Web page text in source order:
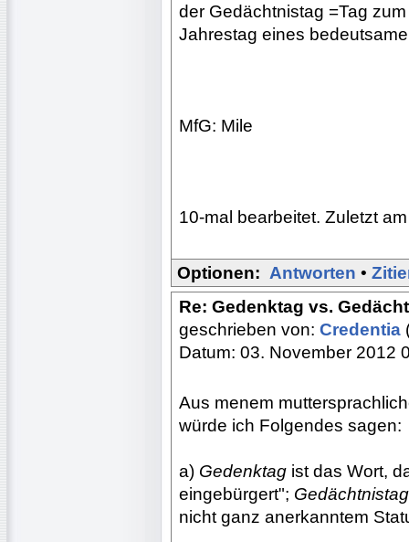
der Gedächtnistag =Tag
Jahrestag eines
MfG: Mile
10-mal bearbeitet. Zuletzt
Optionen: Antworten •
Re: Gedenktag vs.
geschrieben von: Credentia
Datum: 03. November 2012
Aus menem
würde ich Folgendes sagen:
a) Gedenktag ist das Wort,
eingebürgert"; Gedächtnistag
nicht ganz anerkanntem